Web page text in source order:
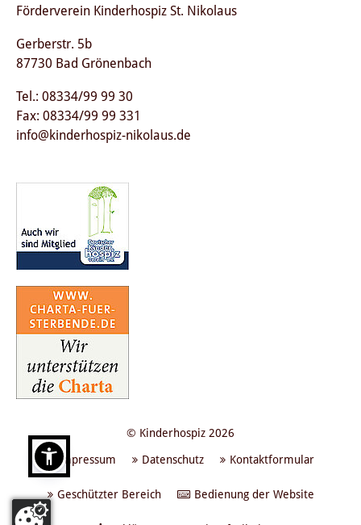
Förderverein Kinderhospiz St. Nikolaus
Gerberstr. 5b
87730 Bad Grönenbach
Tel.: 08334/99 99 30
Fax: 08334/99 99 331
info@kinderhospiz-nikolaus.de
© Kinderhospiz 2026
Impressum
Datenschutz Kontaktformular
Geschützter Bereich Bedienung der Website